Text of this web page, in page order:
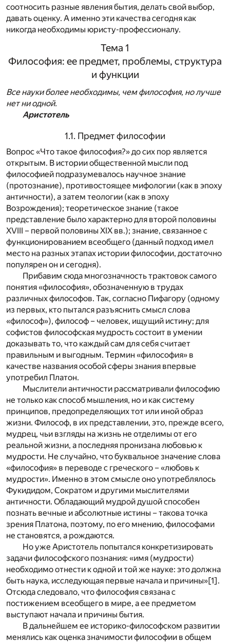
соотносить разные явления бытия, делать свой выбор,
давать оценку. А именно эти качества сегодня как
никогда необходимы юристу-профессионалу.
Тема 1
Философия: ее предмет, проблемы, структура
и функции
Все науки более необходимы, чем философия, но лучше
нет ни одной.
Аристотель
1.1. Предмет философии
Вопрос «Что такое философия?» до сих пор является
открытым. В истории общественной мысли под
философией подразумевалось научное знание
(протознание), противостоящее мифологии (как в эпоху
античности), а затем теологии (как в эпоху
Возрождения); теоретическое знание (такое
представление было характерно для второй половины
XVIII – первой половины XIX вв.); знание, связанное с
функционированием всеобщего (данный подход имел
место на разных этапах истории философии, достаточно
популярен он и сегодня).
Прибавим сюда многозначность трактовок самого
понятия «философия», обозначенную в трудах
различных философов. Так, согласно Пифагору (одному
из первых, кто пытался разъяснить смысл слова
«философ»), философ – человек, ищущий истину; для
софистов философская мудрость состоит в умении
доказывать то, что каждый сам для себя считает
правильным и выгодным. Термин «философия» в
качестве названия особой сферы знания впервые
употребил Платон.
Мыслители античности рассматривали философию
не только как способ мышления, но и как систему
принципов, предопределяющих тот или иной образ
жизни. Философ, в их представлении, это, прежде всего,
мудрец, чьи взгляды на жизнь не отделимы от его
реальной жизни, а последняя пронизана любовью к
мудрости. Не случайно, что буквальное значение слова
«философия» в переводе с греческого – «любовь к
мудрости». Именно в этом смысле оно употреблялось
Фукидидом, Сократом и другими мыслителями
античности. Обладающий мудрой душой способен
познать вечные и абсолютные истины – такова точка
зрения Платона, поэтому, по его мнению, философами
не становятся, а рождаются.
Но уже Аристотель попытался конкретизировать
задачи философского познания: «имя (мудрости)
необходимо отнести к одной и той же науке: это должна
быть наука, исследующая первые начала и причины»[1] .
Отсюда следовало, что философия связана с
постижением всеобщего в мире, а ее предметом
выступают начала и причины бытия.
В дальнейшем ее историко-философском развитии
менялись как оценка значимости философии в общем